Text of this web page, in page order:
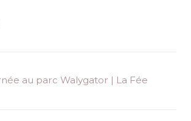
au parc Walygator | La Fée